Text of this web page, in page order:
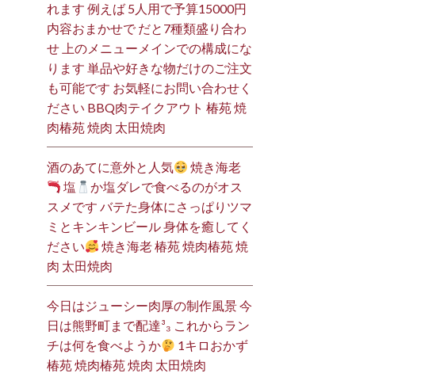
れます 例えば 5人用で予算15000円
内容おまかせで だと7種類盛り合わ
せ 上のメニューメインでの構成にな
ります 単品や好きな物だけのご注文
も可能です お気軽にお問い合わせく
ださい BBQ肉テイクアウト 椿苑 焼
肉椿苑 焼肉 太田焼肉
酒のあてに意外と人気
焼き海老
塩
か塩ダレで食べるのがオス
スメです バテた身体にさっぱりツマ
ミとキンキンビール 身体を癒してく
ださい
焼き海老 椿苑 焼肉椿苑 焼
肉 太田焼肉
今日はジューシー肉厚の制作風景 今
日は熊野町まで配達³₃ これからラン
チは何を食べようか
1キロおかず
椿苑 焼肉椿苑 焼肉 太田焼肉